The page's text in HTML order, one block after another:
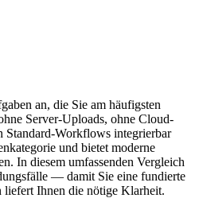
an, die Sie am häufigsten
Server-Uploads, ohne Cloud-
Standard-Workflows integrierbar
und bietet moderne
In diesem umfassenden Vergleich
— damit Sie eine fundierte
liefert Ihnen die nötige Klarheit.